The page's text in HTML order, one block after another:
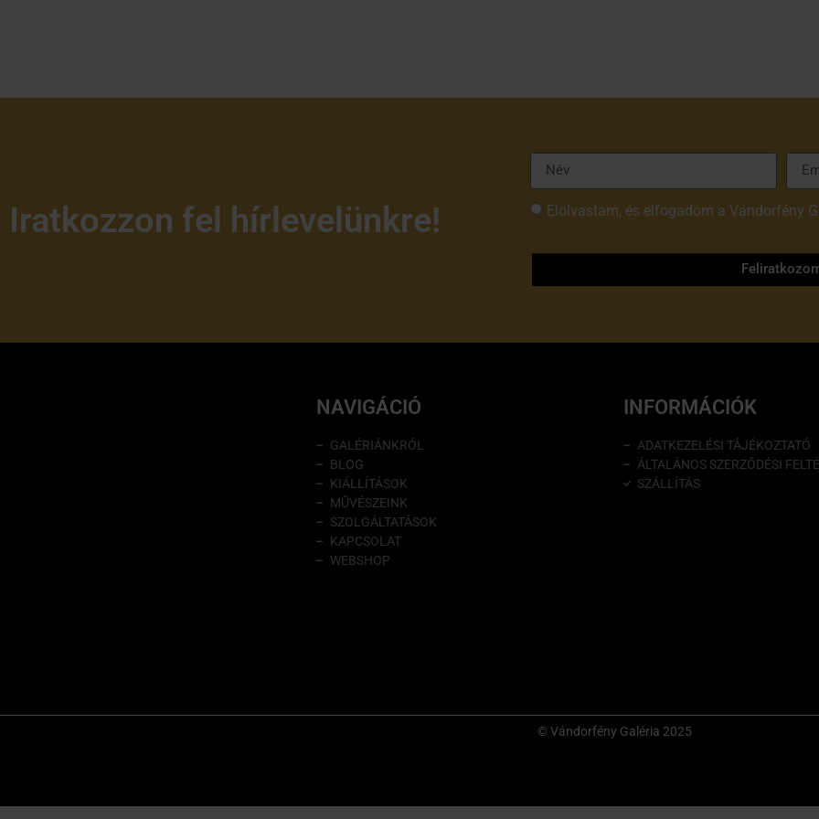
Iratkozzon fel hírlevelünkre! Elolvastam, és elfogadom a Vándorfény
NAVIGÁCIÓ
GALÉRIÁNKRÓL
BLOG
KIÁLLÍTÁSOK
MŰVÉSZEINK
SZOLGÁLTATÁSOK
KAPCSOLAT
WEBSHOP
INFORMÁCIÓK
ADATKEZELÉSI TÁJÉKOZTATÓ
ÁLTALÁNOS SZERZŐDÉSI
SZÁLLÍTÁS
© Vándorfény Galéria 2025